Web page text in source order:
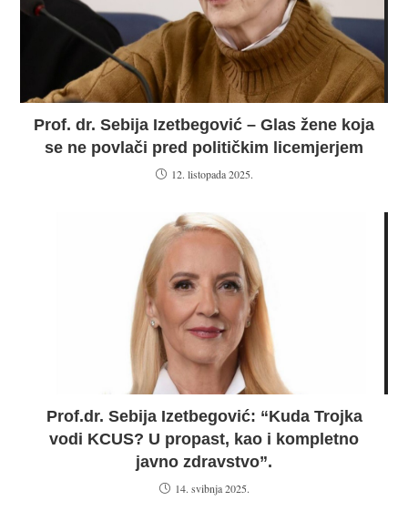
Prof. dr. Sebija Izetbegović – Glas žene koja
se ne povlači pred političkim licemjerjem
12. listopada 2025.
Prof.dr. Sebija Izetbegović: “Kuda Trojka
vodi KCUS? U propast, kao i kompletno
javno zdravstvo”.
14. svibnja 2025.